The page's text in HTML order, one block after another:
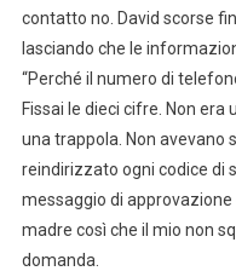
contatto no. David scorse
lasciando che le
“Perché il numero di
Fissai le dieci cifre. Non era
una trappola. Non avevano
reindirizzato ogni codice di
messaggio di
madre così che il mio non
domanda.